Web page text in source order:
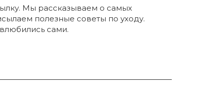
Мы рассказываем о самых
полезные советы по уходу.
сами.